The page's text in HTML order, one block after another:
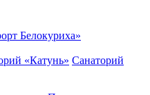
Белокуриха»
«Катунь» Санаторий